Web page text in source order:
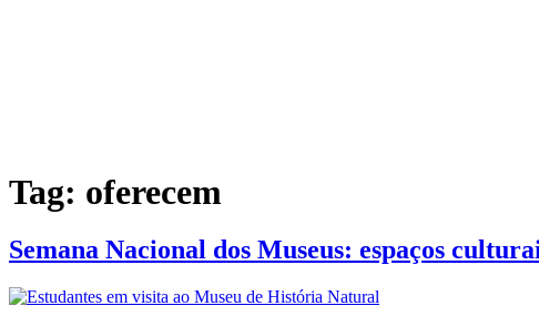
Tag: oferecem
Semana Nacional dos Museus: espaços